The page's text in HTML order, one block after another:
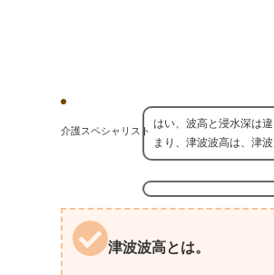
介護スペシャリスト
はい、波高と浸水深は
まり、津波波高は、津
津波波高とは。